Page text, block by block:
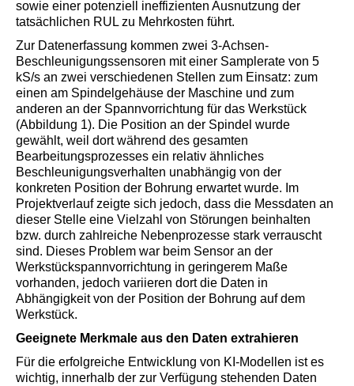
sowie einer potenziell ineffizienten Ausnutzung der
tatsächlichen RUL zu Mehrkosten führt.
Zur Datenerfassung kommen zwei 3-Achsen-
Beschleunigungssensoren mit einer Samplerate von 5
kS/s an zwei verschiedenen Stellen zum Einsatz: zum
einen am Spindelgehäuse der Maschine und zum
anderen an der Spannvorrichtung für das Werkstück
(Abbildung 1). Die Position an der Spindel wurde
gewählt, weil dort während des gesamten
Bearbeitungsprozesses ein relativ ähnliches
Beschleunigungsverhalten unabhängig von der
konkreten Position der Bohrung erwartet wurde. Im
Projektverlauf zeigte sich jedoch, dass die Messdaten an
dieser Stelle eine Vielzahl von Störungen beinhalten
bzw. durch zahlreiche Nebenprozesse stark verrauscht
sind. Dieses Problem war beim Sensor an der
Werkstückspannvorrichtung in geringerem Maße
vorhanden, jedoch variieren dort die Daten in
Abhängigkeit von der Position der Bohrung auf dem
Werkstück.
Geeignete Merkmale aus den Daten extrahieren
Für die erfolgreiche Entwicklung von KI-Modellen ist es
wichtig, innerhalb der zur Verfügung stehenden Daten